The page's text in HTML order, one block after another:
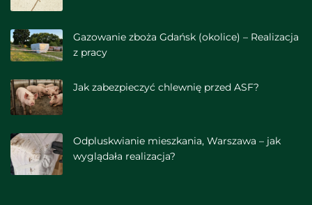
Gazowanie zboża Gdańsk (okolice) – Realizacja
z pracy
Jak zabezpieczyć chlewnię przed ASF?
Odpluskwianie mieszkania, Warszawa – jak
wyglądała realizacja?